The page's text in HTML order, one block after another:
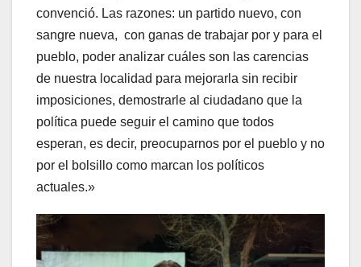
convenció. Las razones: un partido nuevo, con
sangre nueva, con ganas de trabajar por y para el
pueblo, poder analizar cuáles son las carencias
de nuestra localidad para mejorarla sin recibir
imposiciones, demostrarle al ciudadano que la
política puede seguir el camino que todos
esperan, es decir, preocuparnos por el pueblo y no
por el bolsillo como marcan los políticos
actuales.»